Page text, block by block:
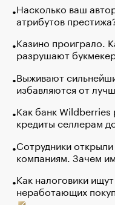
Насколько ваш
атрибутов
Казино проиграло.
разрушают
Выживают
избавляются от
Как банк Wildberries
кредиты селлерам
Сотрудники
компаниям. Зачем
Как налоговики
неработающих